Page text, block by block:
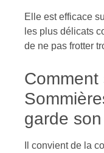
Elle est efficace
les plus délicats
de ne pas frotter
Comment
garde
Il convient de la